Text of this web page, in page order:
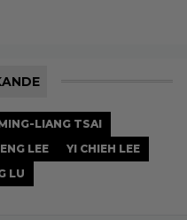
LIANG TSAI
LEE
YI CHIEH LEE
LU